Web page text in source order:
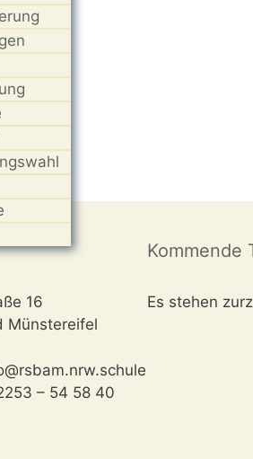
16
Münstereifel
– 54 58 40
Kommende
Es stehen